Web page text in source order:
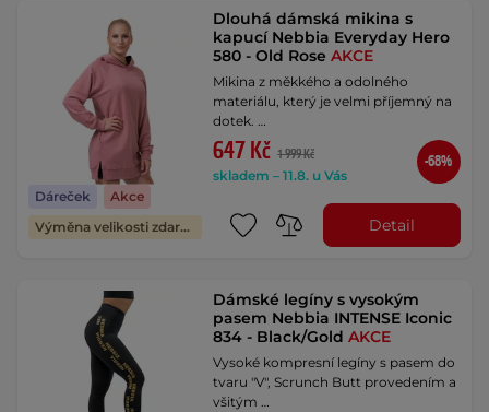
Dáreček
Akce
Výměna velikosti zdarma
Dlouhá dámská mikina s
kapucí Nebbia Everyday Hero
580 - Old RoseAKCE
Mikina z měkkého a odolného
materiálu, který je velmi příjemný na
dotek. …
647 Kč 1 999 Kč
skladem – 11.8. u Vás
-68%
Detail
Dámské legíny s vysokým
pasem Nebbia INTENSE Iconic
834 - Black/GoldAKCE
Vysoké kompresní legíny s pasem do
tvaru "V", Scrunch Butt provedením a
všitým …